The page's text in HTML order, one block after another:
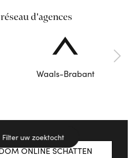
Filter uw zoektocht
Bekijk de resultaten
d'agences
Waals-Brabant
ONLINE SCHATTEN